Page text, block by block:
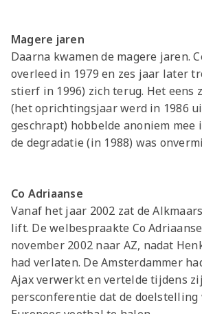
Magere jaren
Daarna kwamen de magere jaren.
overleed in 1979 en zes jaar later
stierf in 1996) zich terug. Het eens
(het oprichtingsjaar werd in 1986
geschrapt) hobbelde anoniem mee
de degradatie (in 1988) was
Co Adriaanse
Vanaf het jaar 2002 zat de
lift. De welbespraakte Co
november 2002 naar AZ, nadat
had verlaten. De Amsterdammer
Ajax verwerkt en vertelde tijdens
persconferentie dat de doelstelling